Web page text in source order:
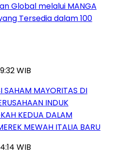
Global melalui MANGA
Tersedia dalam 100
WIB
SAHAM MAYORITAS DI
INDUK
KEDUA DALAM
MEWAH ITALIA BARU
WIB